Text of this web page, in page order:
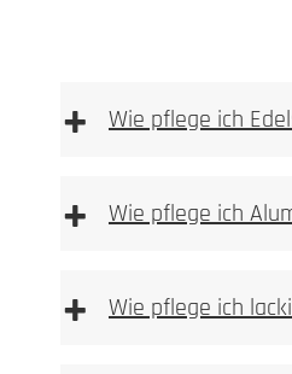
+ Wie pflege ich
+ Wie pflege ich
+ Wie pflege ich